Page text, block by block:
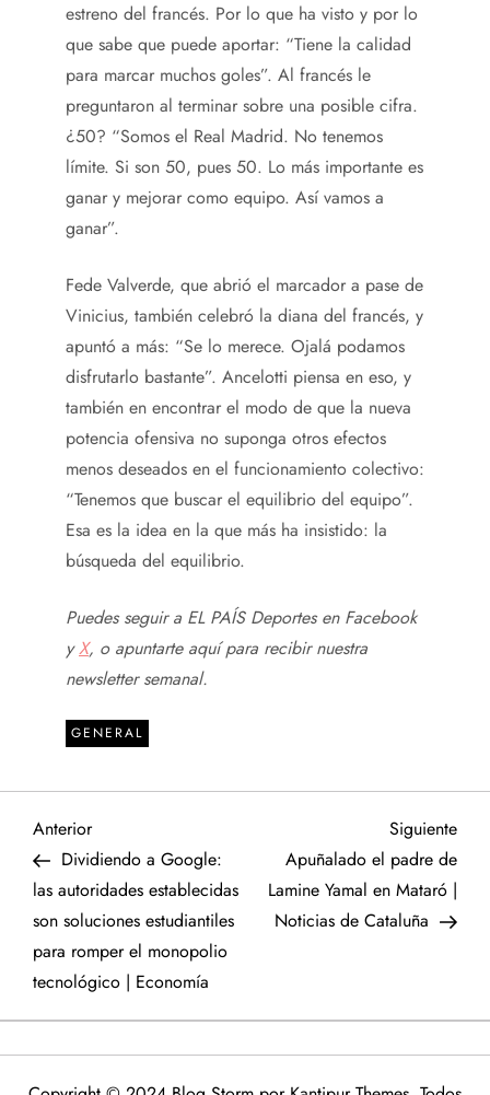
estreno del francés. Por lo que ha visto y por lo
que sabe que puede aportar: “Tiene la calidad
para marcar muchos goles”. Al francés le
preguntaron al terminar sobre una posible cifra.
¿50? “Somos el Real Madrid. No tenemos
límite. Si son 50, pues 50. Lo más importante es
ganar y mejorar como equipo. Así vamos a
ganar”.
Fede Valverde, que abrió el marcador a pase de
Vinicius, también celebró la diana del francés, y
apuntó a más: “Se lo merece. Ojalá podamos
disfrutarlo bastante”. Ancelotti piensa en eso, y
también en encontrar el modo de que la nueva
potencia ofensiva no suponga otros efectos
menos deseados en el funcionamiento colectivo:
“Tenemos que buscar el equilibrio del equipo”.
Esa es la idea en la que más ha insistido: la
búsqueda del equilibrio.
Puedes seguir a EL PAÍS Deportes en Facebook
yX, o apuntarte aquí para recibirnuestra
newsletter semanal.
GENERAL
N
a
v
e
g
Entrada
anterior
Anterior
Dividiendo a Google:
las autoridades establecidas
son soluciones estudiantiles
para romper el monopolio
tecnológico | Economía
Siguiente
Apuñalado el padre de
Lamine Yamal en Mataró |
Noticias de Cataluña